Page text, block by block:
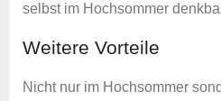
selbst im Hochsommer
Weitere Vorteile
Nicht nur im Hochsommer